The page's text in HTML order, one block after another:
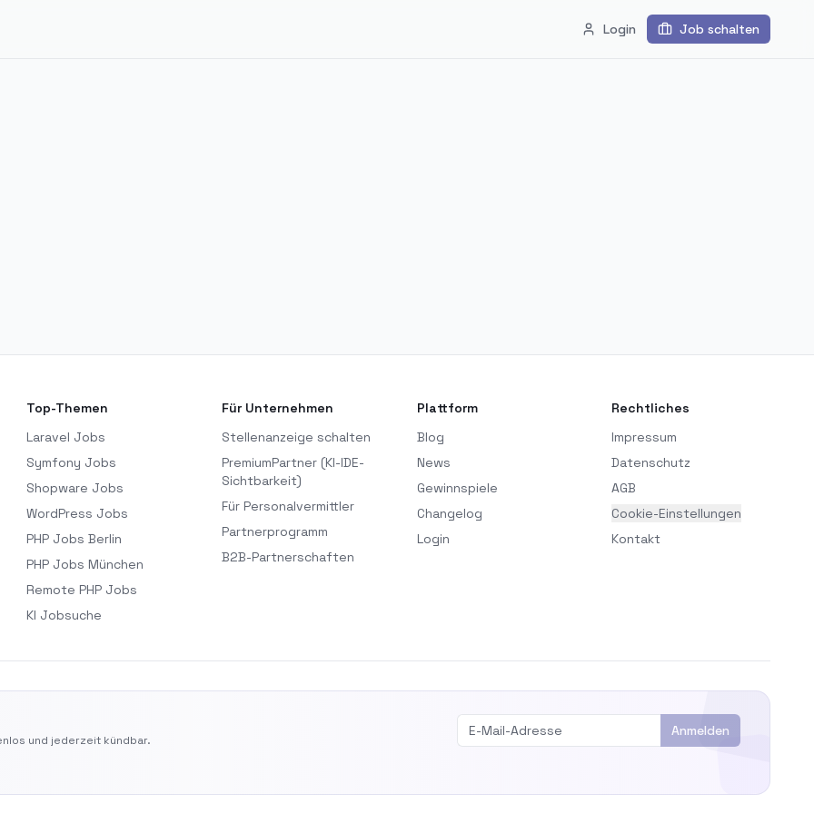
Login Job schalten
Top-Themen
Laravel Jobs
Symfony Jobs
Shopware Jobs
WordPress Jobs
PHP Jobs Berlin
PHP Jobs München
Remote PHP Jobs
KI Jobsuche
Für Unternehmen
Stellenanzeige schalten
PremiumPartner (KI-IDE-
Sichtbarkeit)
Für Personalvermittler
Partnerprogramm
B2B-Partnerschaften
Plattform
Blog
News
Gewinnspiele
Changelog
Login
Rechtliches
Impressum
Datenschutz
AGB
Cookie-Einstellungen
Kontakt
und jederzeit kündbar.
Anmelden